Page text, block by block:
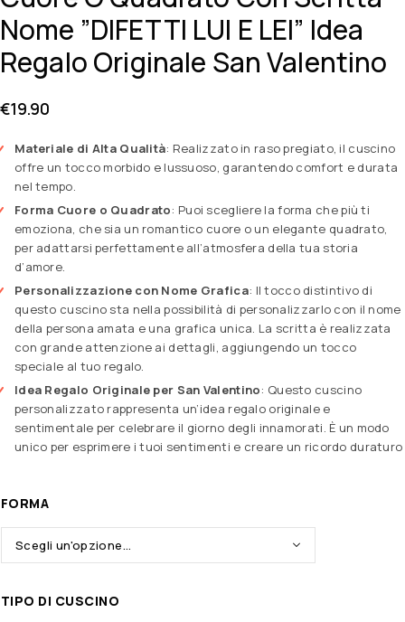
Nome ”DIFETTI LUI E LEI” Idea
Regalo Originale San Valentino
€19.90
Materiale di Alta Qualità: Realizzato in raso pregiato, il cuscino
offre un tocco morbido e lussuoso, garantendo comfort e durata
nel tempo.
Forma Cuore o Quadrato: Puoi scegliere la forma che più ti
emoziona, che sia un romantico cuore o un elegante quadrato,
per adattarsi perfettamente all’atmosfera della tua storia
d’amore.
Personalizzazione con Nome Grafica: Il tocco distintivo di
questo cuscino sta nella possibilità di personalizzarlo con il nome
della persona amata e una grafica unica. La scritta è realizzata
con grande attenzione ai dettagli, aggiungendo un tocco
speciale al tuo regalo.
Idea Regalo Originale per San Valentino: Questo cuscino
personalizzato rappresenta un’idea regalo originale e
sentimentale per celebrare il giorno degli innamorati. È un modo
unico per esprimere i tuoi sentimenti e creare un ricordo duraturo
FORMA
TIPO DI CUSCINO